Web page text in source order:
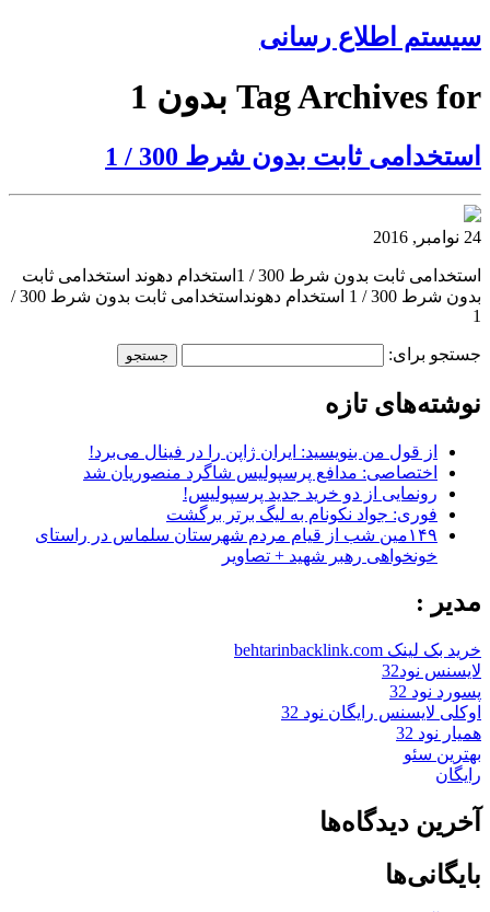
سیستم اطلاع رسانی
Tag Archives for بدون 1
استخدامی ثابت بدون شرط 300 / 1
24 نوامبر, 2016
استخدامی ثابت بدون شرط 300 / 1استخدام دهوند استخدامی ثابت
بدون شرط 300 / 1 استخدام دهونداستخدامی ثابت بدون شرط 300 /
1
جستجو برای:
نوشته‌های تازه
از قول من بنویسید: ایران ژاپن را در فینال می‌برد!
اختصاصی: مدافع پرسپولیس شاگرد منصوریان شد
رونمایی از دو خرید جدید پرسپولیس!
فوری: جواد نکونام به لیگ برتر برگشت
۱۴۹مین شب از قیام مردم شهرستان سلماس در راستای
خونخواهی رهبر شهید + تصاویر
مدیر :
خرید بک لینک behtarinbacklink.com
لایسنس نود32
پسورد نود 32
اوکلی لایسنس رایگان نود 32
همیار نود 32
بهترین سئو
رایگان
آخرین دیدگاه‌ها
بایگانی‌ها